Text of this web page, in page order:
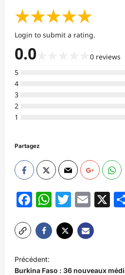
★★★★★
Login to submit a rating.
0.0 0 reviews
5
4
3
2
1
Partagez
Facebook
WhatsApp
Twitter
X
a
Précédent:
Burkina Faso : 36 nouveaux